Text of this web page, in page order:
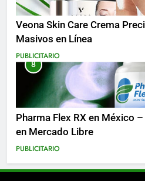
Veona Skin Care Crema
Masivos en Línea
PUBLICITARIO
8
Pharma Flex RX en México
en Mercado Libre
PUBLICITARIO